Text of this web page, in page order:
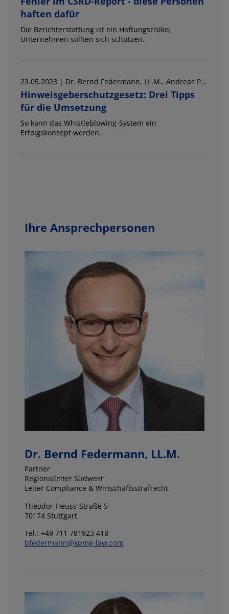
haften dafür
Die Berichterstattung ist ein Haftungsrisiko;
Unternehmen sollten sich schützen.
23.05.2023 | Dr. Bernd Federmann, LL.M., Andreas Pruksch
Hinweisgeberschutzgesetz: Drei Tipps
für die Umsetzung
So kann das Whistleblowing-System ein
Erfolgskonzept werden.
Ihre Ansprechpersonen
Dr. Bernd Federmann, LL.M.
Partner
Regionalleiter Südwest
Leiter Compliance & Wirtschaftsstrafrecht
Theodor-Heuss-Straße 5
70174 Stuttgart
Tel.: +49 711 781923 418
bfedermann@kpmg-law.com